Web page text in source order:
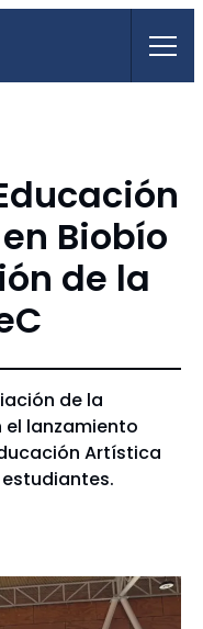
Biobío
de la
de la
lanzamiento
Artística